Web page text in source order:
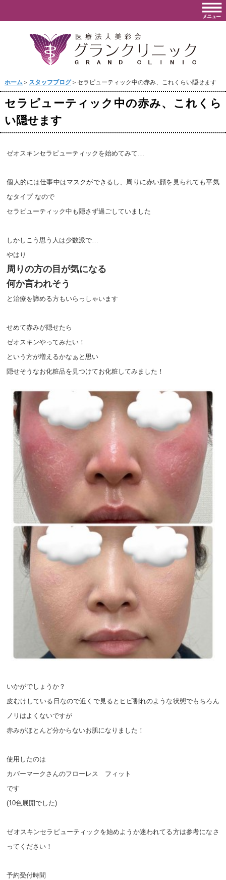
ホーム＞ スタッフブログ＞セラピューティック中の赤み、これくらい隠せます
セラピューティック中の赤み、これくら
い隠せます
ゼオスキンセラピューティックを始めてみて…
個人的には仕事中はマスクができるし、周りに赤い顔を見られても平気
なタイプ なので
セラピューティック中も隠さず過ごしていました
しかしこう思う人は少数派で…
やはり
周りの方の目が気になる
何か言われそう
と治療を諦める方もいらっしゃいます
せめて赤みが隠せたら
ゼオスキンやってみたい！
という方が増えるかなぁと思い
隠せそうなお化粧品を見つけてお化粧してみました！
いかがでしょうか？
皮むけしている日なので近くで見るとヒビ割れのような状態でもちろん
ノリはよくないですが
赤みがほとんど分からないお肌になりました！
使用したのは
カバーマークさんのフローレス　フィット
です
(10色展開でした)
ゼオスキンセラピューティックを始めようか迷われてる方は参考になさ
ってください！
予約受付時間